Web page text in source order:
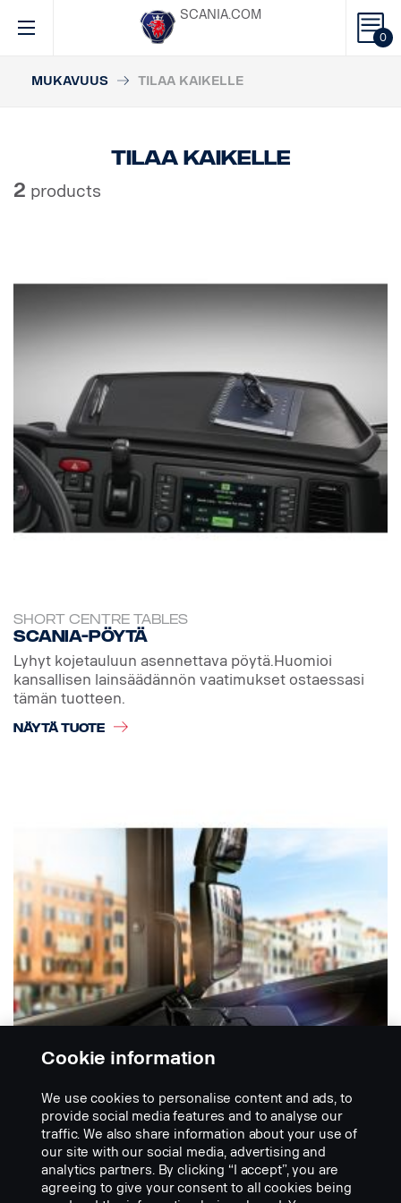
0
SCANIA.COM
MUKAVUUS TILAA KAIKELLE
Tilaa kaikelle
2 products
SHORT CENTRE TABLES
Scania-pöytä
Lyhyt kojetauluun asennettava pöytä.Huomioi
kansallisen lainsäädännön vaatimukset ostaessasi
tämän tuotteen.
NÄYTÄ TUOTE
TAITETTAVAT PÖYDÄT
Taitettava pöytä matkustajan
puolelle
Cookie information
We use cookies to personalise content and ads, to
provide social media features and to analyse our
traffic. We also share information about your use of
our site with our social media, advertising and
analytics partners. By clicking “I accept”, you are
agreeing to give your consent to all cookies being